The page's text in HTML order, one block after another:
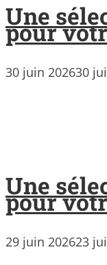
Une
pour
30 juin 202630
Une
pour
29 juin 202623